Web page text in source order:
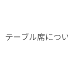
テーブル席につ